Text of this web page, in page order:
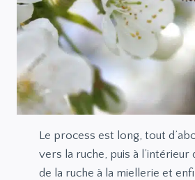
Le process est long, tout
vers la ruche, puis à l’intérieur
de la ruche à la miellerie et